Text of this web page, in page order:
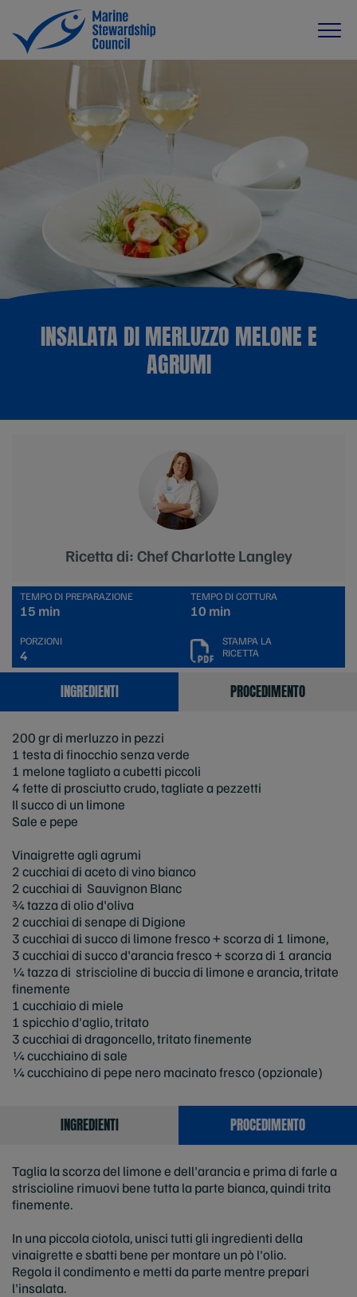
INSALATA DI MERLUZZO MELONE E
AGRUMI
Ricetta di: Chef Charlotte Langley
TEMPO DI PREPARAZIONE
15 min
TEMPO DI COTTURA
10 min
PORZIONI
4
STAMPA LA
RICETTA
INGREDIENTI PROCEDIMENTO
200 gr di merluzzo in pezzi
1 testa di finocchio senza verde
1 melone tagliato a cubetti piccoli
4 fette di prosciutto crudo, tagliate a pezzetti
Il succo di un limone
Sale e pepe
Vinaigrette agli agrumi
2 cucchiai di aceto di vino bianco
2 cucchiai di Sauvignon Blanc
¾ tazza di olio d'oliva
2 cucchiai di senape di Digione
3 cucchiai di succo di limone fresco + scorza di 1 limone,
3 cucchiai di succo d'arancia fresco + scorza di 1 arancia
¼ tazza di striscioline di buccia di limone e arancia, tritate
finemente
1 cucchiaio di miele
1 spicchio d'aglio, tritato
3 cucchiai di dragoncello, tritato finemente
¼ cucchiaino di sale
¼ cucchiaino di pepe nero macinato fresco (opzionale)
INGREDIENTI PROCEDIMENTO
Taglia la scorza del limone e dell'arancia e prima di farle a
striscioline rimuovi bene tutta la parte bianca, quindi trita
finemente.
In una piccola ciotola, unisci tutti gli ingredienti della
vinaigrette e sbatti bene per montare un pò l'olio.
Regola il condimento e metti da parte mentre prepari
l'insalata.